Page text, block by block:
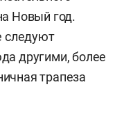
Новый год.
следуют
другими, более
трапеза